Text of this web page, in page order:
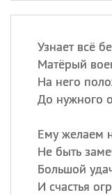
Узнает всё
Матёрый
На него
До нужного
Ему желаем
Не быть
Большой
И счастья